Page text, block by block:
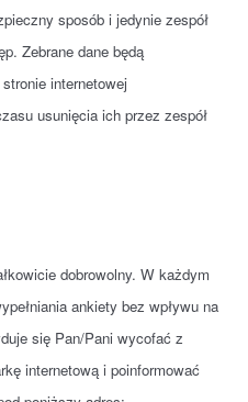
sposób i jedynie zespół
Zebrane dane będą
internetowej
usunięcia ich przez zespół
dobrowolny. W każdym
ankiety bez wpływu na
się Pan/Pani wycofać z
internetową i poinformować